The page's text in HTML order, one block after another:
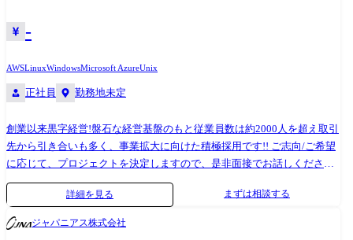
-
AWSLinuxWindowsMicrosoft AzureUnix
正社員 勤務地未定
創業以来黒字経営!盤石な経営基盤のもと従業員数は約2000人を超え取引
先から引き合いも多く、事業拡大に向けた積極採用です!! ご志向/ご希望
に応じて、プロジェクトを決定しますので、是非面接でお話しください!
●取引業界 ・製造メーカー、通信キャリア、金融、流通、官公庁 等 ●
Server、RHL、Solaris、HP-UX、AIX、VMWare、Hyper-V ・クラウ
ド:AWS、Azure ●プロジェクト例 ・要件定義・設計・構築(上流) ・運
詳細を見る まずは相談する
ジャパニアス株式会社